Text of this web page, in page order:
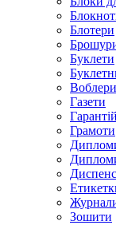
Блотери
Буклети
Воблери
Газети
Грамоти
Зошити